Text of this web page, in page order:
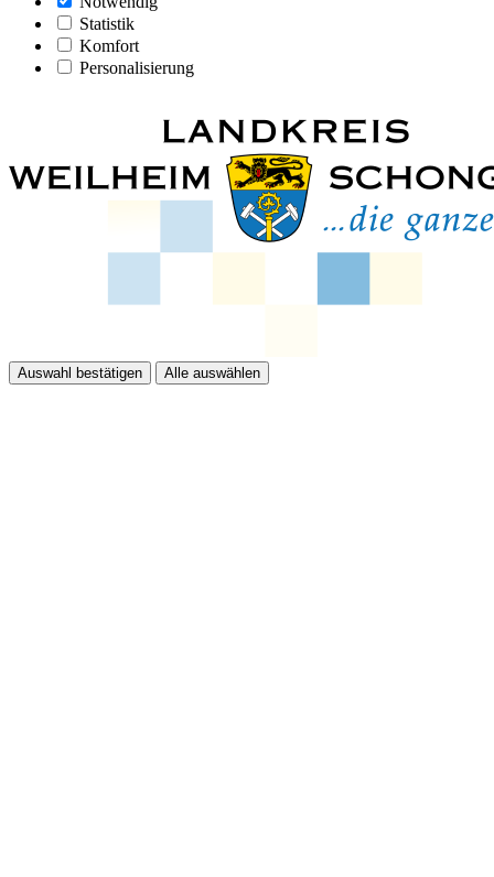
Statistik
Komfort
Personalisierung
Auswahl bestätigen Alle auswählen